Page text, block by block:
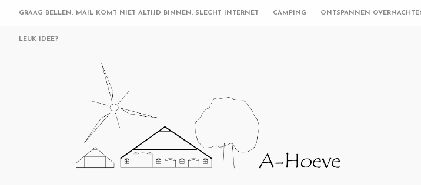
GRAAG BELLEN. MAIL KOMT NIET ALTIJD BINNEN, SLECHT INTERNET CAMPING ONTSPANNEN
LEUK IDEE?